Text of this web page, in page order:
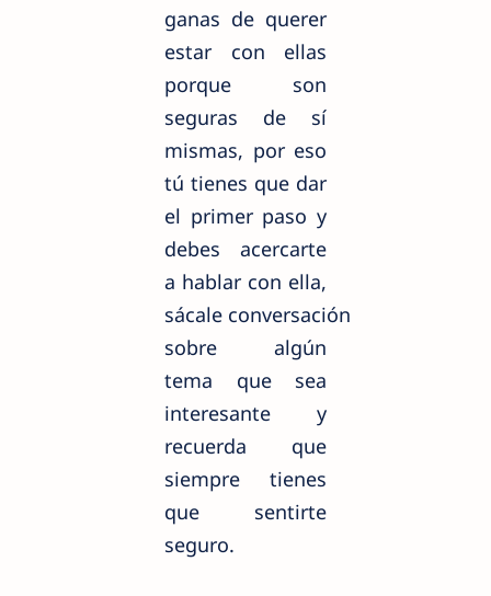
ganas de querer
estar con ellas
porque son
seguras de sí
mismas, por eso
tú tienes que dar
el primer paso y
debes acercarte
a hablar con ella,
sácale conversación
sobre algún
tema que sea
interesante y
recuerda que
siempre tienes
que sentirte
seguro.